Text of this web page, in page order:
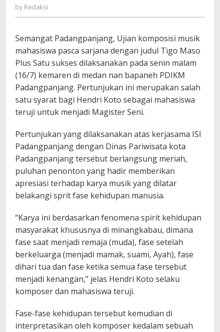
by Redaksi
Semangat Padangpanjang, Ujian komposisi musik
mahasiswa pasca sarjana dengan judul Tigo Maso
Plus Satu sukses dilaksanakan pada senin malam
(16/7) kemaren di medan nan bapaneh PDIKM
Padangpanjang. Pertunjukan ini merupakan salah
satu syarat bagi Hendri Koto sebagai mahasiswa
teruji untuk menjadi Magister Seni.
Pertunjukan yang dilaksanakan atas kerjasama ISI
Padangpanjang dengan Dinas Pariwisata kota
Padangpanjang tersebut berlangsung meriah,
puluhan penonton yang hadir memberikan
apresiasi terhadap karya musik yang dilatar
belakangi sprit fase kehidupan manusia.
“Karya ini berdasarkan fenomena spirit kehidupan
masyarakat khususnya di minangkabau, dimana
fase saat menjadi remaja (muda), fase setelah
berkeluarga (menjadi mamak, suami, Ayah), fase
dihari tua dan fase ketika semua fase tersebut
menjadi kenangan,” jelas Hendri Koto selaku
komposer dan mahasiswa teruji.
Fase-fase kehidupan tersebut kemudian di
interpretasikan oleh komposer kedalam sebuah